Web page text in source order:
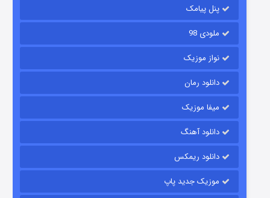
قسمت۷ (زیرنویس) منتشر شد
پنل پیامک
ملودی 98
نواز موزیک
دانلود رمان
میفا موزیک
دانلود آهنگ
دانلود ریمکس
موزیک جدید پاپ